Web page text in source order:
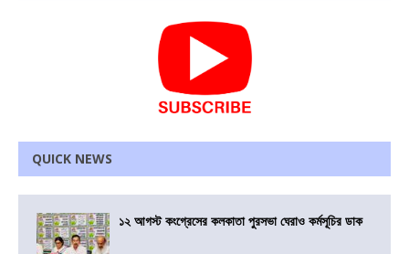
QUICK NEWS
১২ আগস্ট কংগ্রেসের কলকাতা পুরসভা ঘেরাও কর্মসূচির ডাক